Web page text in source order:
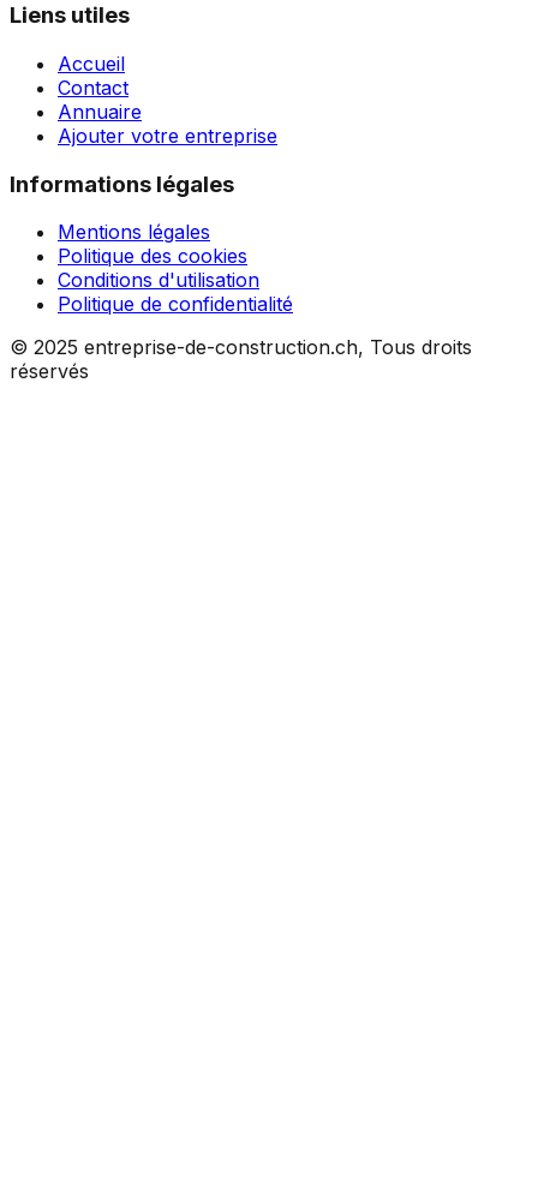
Liens utiles
Accueil
Contact
Annuaire
Ajouter votre entreprise
Informations légales
Mentions légales
Politique des cookies
Conditions d'utilisation
Politique de confidentialité
© 2025 entreprise-de-construction.ch, Tous droits
réservés